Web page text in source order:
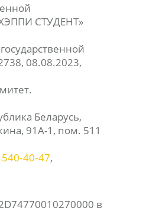
СТУДЕНТ»
08.08.2023,
Беларусь,
91А-1, пом. 511
,
в